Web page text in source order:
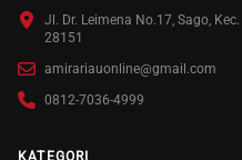
Jl. Dr. Leimena No.17, Sago,
28151
amirariauonline@gmail.com
0812-7036-4999